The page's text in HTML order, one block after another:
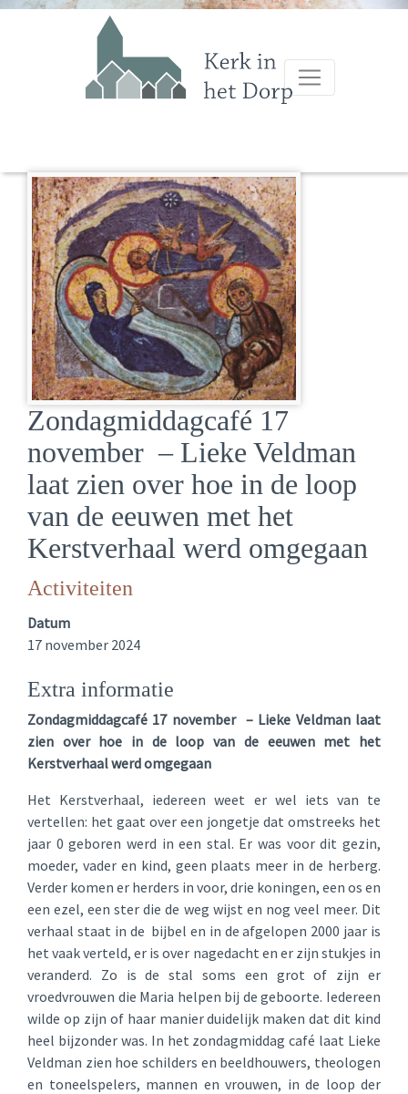
Zondagmiddagcafé 17
november – Lieke Veldman
laat zien over hoe in de loop
van de eeuwen met het
Kerstverhaal werd omgegaan
Activiteiten
Datum
17 november 2024
Extra informatie
Zondagmiddagcafé 17 november – Lieke Veldman laat
zien over hoe in de loop van de eeuwen met het
Kerstverhaal werd omgegaan
Het Kerstverhaal, iedereen weet er wel iets van te
vertellen: het gaat over een jongetje dat omstreeks het
jaar 0 geboren werd in een stal. Er was voor dit gezin,
moeder, vader en kind, geen plaats meer in de herberg.
Verder komen er herders in voor, drie koningen, een os en
een ezel, een ster die de weg wijst en nog veel meer. Dit
verhaal staat in de bijbel en in de afgelopen 2000 jaar is
het vaak verteld, er is over nagedacht en er zijn stukjes in
veranderd. Zo is de stal soms een grot of zijn er
vroedvrouwen die Maria helpen bij de geboorte. Iedereen
wilde op zijn of haar manier duidelijk maken dat dit kind
heel bijzonder was. In het zondagmiddag café laat Lieke
Veldman zien hoe schilders en beeldhouwers, theologen
en toneelspelers, mannen en vrouwen, in de loop der